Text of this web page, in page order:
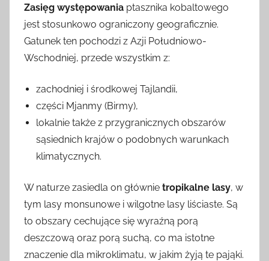
Zasięg występowania ptasznika kobaltowego
jest stosunkowo ograniczony geograficznie.
Gatunek ten pochodzi z Azji Południowo-
Wschodniej, przede wszystkim z:
zachodniej i środkowej Tajlandii,
części Mjanmy (Birmy),
lokalnie także z przygranicznych obszarów
sąsiednich krajów o podobnych warunkach
klimatycznych.
W naturze zasiedla on głównie tropikalne lasy, w
tym lasy monsunowe i wilgotne lasy liściaste. Są
to obszary cechujące się wyraźną porą
deszczową oraz porą suchą, co ma istotne
znaczenie dla mikroklimatu, w jakim żyją te pająki.